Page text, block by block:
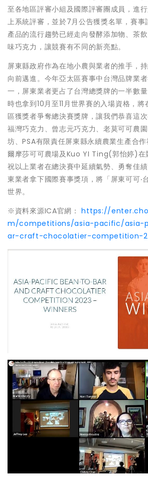
至各地區評審小組及國際評審團成員，進
上系統評審，並於7月公告獲獎名單，賽事
產品的流行趨勢已經走向發酵添加物、茶
味巧克力，讓競賽有不同的新亮點。
屏東縣政府作為在地小農與業者的推手，
向前邁進。今年亞太區賽事中台灣品牌業
一，屏東業者更占了台灣總獎牌的一半數
時也拿到10月至11月世界賽的入場資格，
區獲獎者爭奪總決賽獎牌，讓我們恭喜這
福灣巧克力、曾志元巧克力、老莫可可農
坊、PSA有限責任屏東縣永續農業生產合
爾摩莎可可農場及Kuo YI Ting(郭怡婷)在
祝以上業者在總決賽中延續氣勢、勇奪佳
東業者拿下國際賽事獎項，將「屏東可可‧
世界。
※資料來源ICA官網：https://
m/competitions/asia-pacific/
ar-craft-chocolatier-competition-